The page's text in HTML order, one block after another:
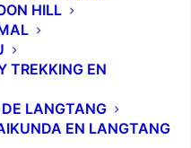
HILL
TREKKING EN
LANGTANG
EN LANGTANG